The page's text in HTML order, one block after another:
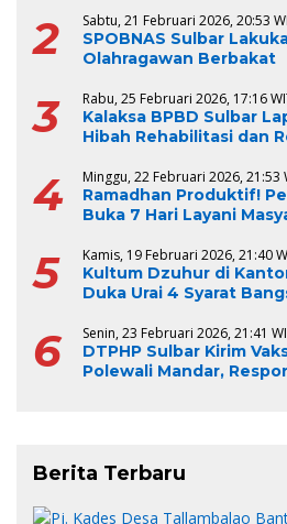
2 Sabtu, 21 Februari 2026, 20:53
SPOBNAS Sulbar
Olahragawan Berbakat
3 Rabu, 25 Februari 2026, 17:16
Kalaksa BPBD Sulbar
Hibah Rehabilitasi dan
4 Minggu, 22 Februari 2026, 21:53
Ramadhan Produktif!
Buka 7 Hari Layani
5 Kamis, 19 Februari 2026, 21:40
Kultum Dzuhur di
Duka Urai 4 Syarat
6 Senin, 23 Februari 2026, 21:41
DTPHP Sulbar Kirim
Polewali Mandar,
Berita Terbaru